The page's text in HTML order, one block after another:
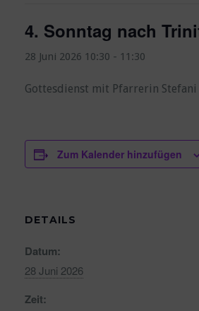
4. Sonntag nach
28 Juni 2026 10:30 - 11:30
Gottesdienst mit Pfarrerin
Zum Kalender hinzufügen
DETAILS
Datum:
28 Juni 2026
Zeit: